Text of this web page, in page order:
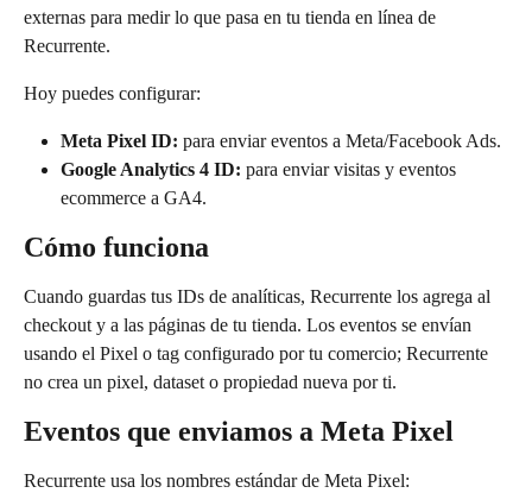
externas para medir lo que pasa en tu tienda en línea de
Recurrente.
Hoy puedes configurar:
Meta Pixel ID: para enviar eventos a Meta/Facebook Ads.
Google Analytics 4 ID: para enviar visitas y eventos
ecommerce a GA4.
Cómo funciona
Cuando guardas tus IDs de analíticas, Recurrente los agrega al
checkout y a las páginas de tu tienda. Los eventos se envían
usando el Pixel o tag configurado por tu comercio; Recurrente
no crea un pixel, dataset o propiedad nueva por ti.
Eventos que enviamos a Meta Pixel
Recurrente usa los nombres estándar de Meta Pixel: